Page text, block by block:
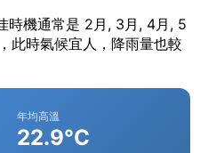
時機通常是 2月, 3月, 4月, 5
此時氣候宜人，降雨量也較
年均高溫
22.9°C